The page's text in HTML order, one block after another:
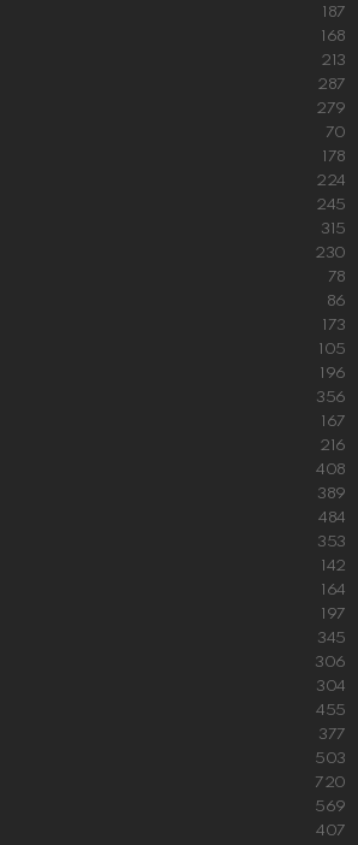
187
168
213
287
279
70
178
224
245
315
230
78
86
173
105
196
356
167
216
408
389
484
353
142
164
197
345
306
304
455
377
503
720
569
407